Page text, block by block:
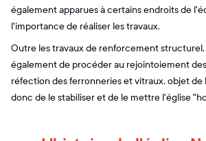
également apparues à certains endroits de
l'importance de réaliser les travaux.
Outre les travaux de renforcement
également de procéder au rejointoiement
réfection des ferronneries et vitraux, objet de
donc de le stabiliser et de le mettre l'église